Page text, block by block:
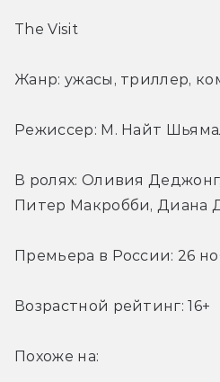
The Visit
Жанр: ужасы, триллер,
Режиссер: М. Найт
В ролях: Оливия
Питер Макробби, Диана
Премьера в России: 26
Возрастной рейтинг: 16+
Похоже на: